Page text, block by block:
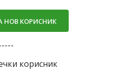
НОВ КОРИСНИК
корисник